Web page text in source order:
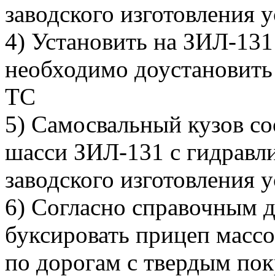
заводского изготовления
4) Установить на ЗИЛ-
необходимо
ТС
5) Самосвальный кузов
шасси ЗИЛ-131 с
заводского изготовления
6) Согласно
буксировать прицеп
по дорогам с твердым